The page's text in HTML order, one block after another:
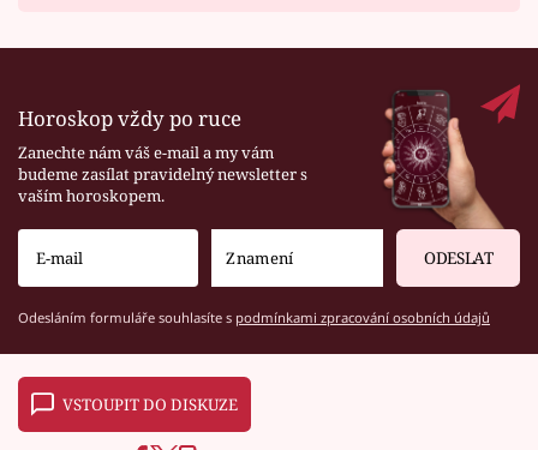
Horoskop vždy po ruce
Zanechte nám váš e-mail a my vám
budeme zasílat pravidelný newsletter s
vaším horoskopem.
ODESLAT
Odesláním formuláře souhlasíte s podmínkami zpracování osobních údajů
VSTOUPIT DO DISKUZE